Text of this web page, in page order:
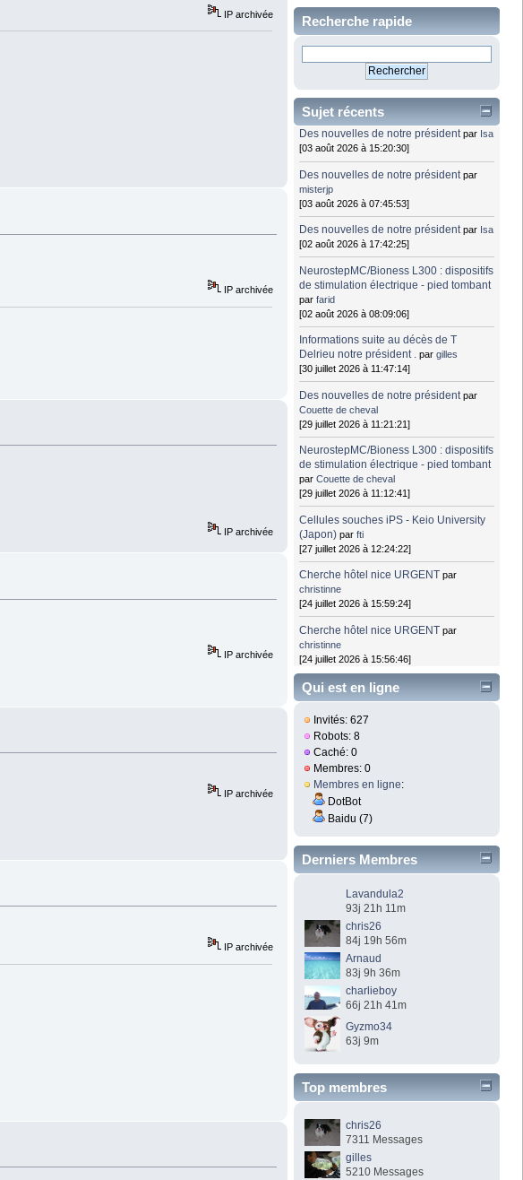
IP archivée
IP archivée
IP archivée
IP archivée
IP archivée
IP archivée
Recherche rapide
Sujet récents
Des nouvelles de notre président par Isa
[03 août 2026 à 15:20:30]
Des nouvelles de notre président par
misterjp
[03 août 2026 à 07:45:53]
Des nouvelles de notre président par Isa
[02 août 2026 à 17:42:25]
NeurostepMC/Bioness L300 : dispositifs
de stimulation électrique - pied tombant
parfarid
[02 août 2026 à 08:09:06]
Informations suite au décès de T
Delrieu notre président . pargilles
[30 juillet 2026 à 11:47:14]
Des nouvelles de notre président par
Couette de cheval
[29 juillet 2026 à 11:21:21]
NeurostepMC/Bioness L300 : dispositifs
de stimulation électrique - pied tombant
parCouette de cheval
[29 juillet 2026 à 11:12:41]
Cellules souches iPS - Keio University
(Japon) parfti
[27 juillet 2026 à 12:24:22]
Cherche hôtel nice URGENT par
christinne
[24 juillet 2026 à 15:59:24]
Cherche hôtel nice URGENT par
christinne
[24 juillet 2026 à 15:56:46]
Qui est en ligne
Invités: 627
Robots: 8
Caché: 0
Membres: 0
Membres en ligne:
DotBot
Baidu (7)
Derniers Membres
Lavandula2
93j 21h 11m
chris26
84j 19h 56m
Arnaud
83j 9h 36m
charlieboy
66j 21h 41m
Gyzmo34
63j 9m
Top membres
chris26
7311 Messages
gilles
5210 Messages